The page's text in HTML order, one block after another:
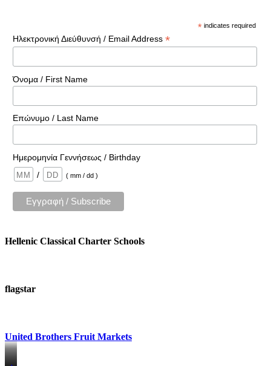
* indicates required
Ηλεκτρονική Διεύθυνσή / Email Address *
Όνομα / First Name
Επώνυμο / Last Name
Ημερομηνία Γεννήσεως / Birthday
/
( mm / dd )
Hellenic Classical Charter Schools
flagstar
United Brothers Fruit Markets